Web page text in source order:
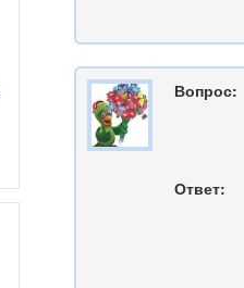
Вопрос:
Ответ: